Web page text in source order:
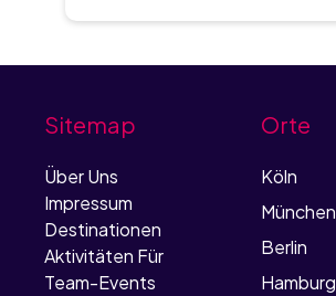
Sitemap
Über Uns
Impressum
Destinationen
Aktivitäten Für
Team-Events
Orte
Köln
München
Berlin
Hamburg